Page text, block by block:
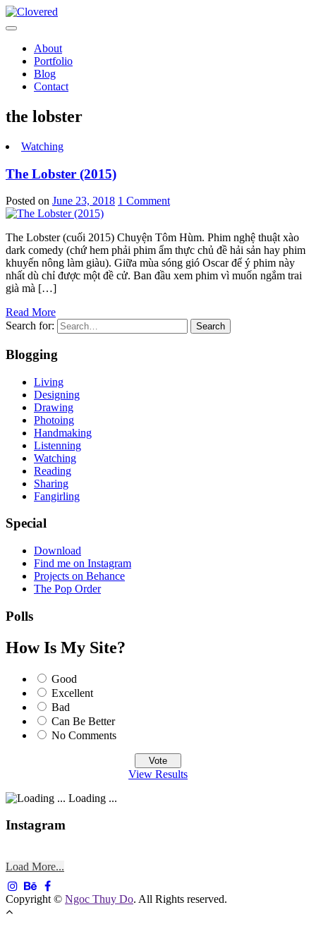
Toggle
navigationAbout
Portfolio
Blog
Contact
the lobster
Watching
The Lobster (2015)
Posted on June 23, 2018 1 Comment
The Lobster (cuối 2015) Chuyện Tôm Hùm. Phim nghệ thuật xào
dark comedy (chứ hem phải phim ẩm thực chủ đề hải sản hay phim
khuyến nông làm giàu). Giữa mùa sóng gió Oscar để ý phim này
nhất dù chỉ được một đề cử. Ban đầu xem phim vì muốn ngắm trai
già mà […]
Read More
Search for:
Search
Blogging
Living
Designing
Drawing
Photoing
Handmaking
Listenning
Watching
Reading
Sharing
Fangirling
Special
Download
Find me on Instagram
Projects on Behance
The Pop Order
Polls
How Is My Site?
Good
Excellent
Bad
Can Be Better
No Comments
View Results
Loading ...
Instagram
Load More...
Copyright © Ngoc Thuy Do. All Rights reserved.